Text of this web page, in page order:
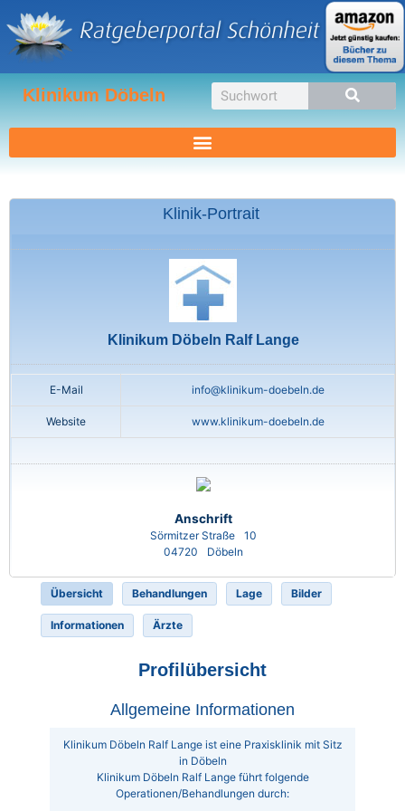
Inhalt
springen
Klinikum Döbeln Suche
Klinik-Portrait
Klinikum Döbeln Ralf Lange
E-Mail info@klinikum-doebeln.de
Website www.klinikum-doebeln.de
Anschrift
Sörmitzer Straße
10
04720
Döbeln
Übersicht Behandlungen Lage Bilder
Informationen Ärzte
Profilübersicht
Allgemeine Informationen
Klinikum Döbeln Ralf Lange ist eine Praxisklinik mit Sitz
in Döbeln
Klinikum Döbeln Ralf Lange führt folgende
Operationen/Behandlungen durch: